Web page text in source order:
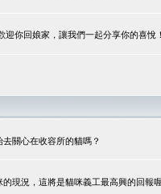
你回娘家，讓我們一起分享你的喜悅
關心在收容所的貓嗎？
現況，這將是貓咪義工最高興的回報